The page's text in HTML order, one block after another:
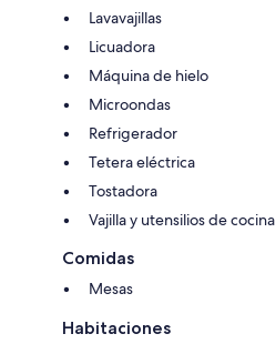
Lavavajillas
Licuadora
Máquina de hielo
Microondas
Refrigerador
Tetera eléctrica
Tostadora
Vajilla y utensilios de cocina
Comidas
Mesas
Habitaciones